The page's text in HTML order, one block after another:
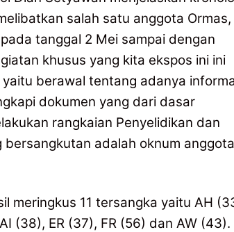
salah satu anggota Ormas,
tanggal 2 Mei sampai dengan
khusus yang kita ekspos ini ini
berawal tentang adanya
dokumen yang dari dasar
rangkaian Penyelidikan dan
bersangkutan adalah oknum anggota
meringkus 11 tersangka yaitu AH
(38), ER (37), FR (56) dan AW (43).